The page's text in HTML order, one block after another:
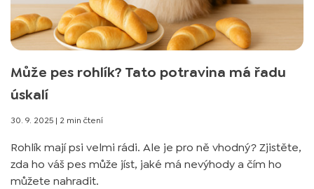
Může pes rohlík? Tato potravina má řadu
úskalí
30. 9. 2025 | 2 min čtení
Rohlík mají psi velmi rádi. Ale je pro ně vhodný? Zjistěte,
zda ho váš pes může jíst, jaké má nevýhody a čím ho
můžete nahradit.